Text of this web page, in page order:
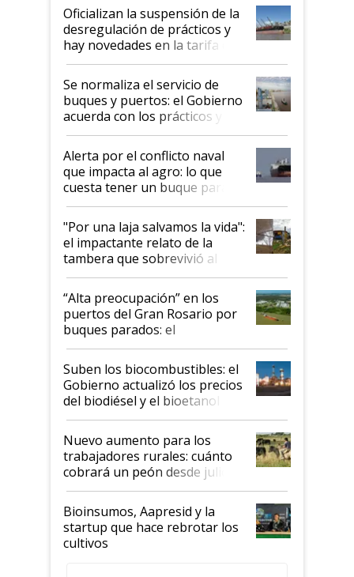
Oficializan la suspensión de la
desregulación de prácticos y
hay novedades en la tarifa de
la hidrovía
Se normaliza el servicio de
buques y puertos: el Gobierno
acuerda con los prácticos y
suspende el decreto de
desregulación
Alerta por el conflicto naval
que impacta al agro: lo que
cuesta tener un buque parado
y el peligro de que Argentina
pase a ser "país sucio"
"Por una laja salvamos la vida":
el impactante relato de la
tambera que sobrevivió al
tornado
“Alta preocupación” en los
puertos del Gran Rosario por
buques parados: el
funcionamiento de las
exportadoras en tensión tras
la medida de fuerza de los
prácticos
Suben los biocombustibles: el
Gobierno actualizó los precios
del biodiésel y el bioetanol
Nuevo aumento para los
trabajadores rurales: cuánto
cobrará un peón desde julio
Bioinsumos, Aapresid y la
startup que hace rebrotar los
cultivos